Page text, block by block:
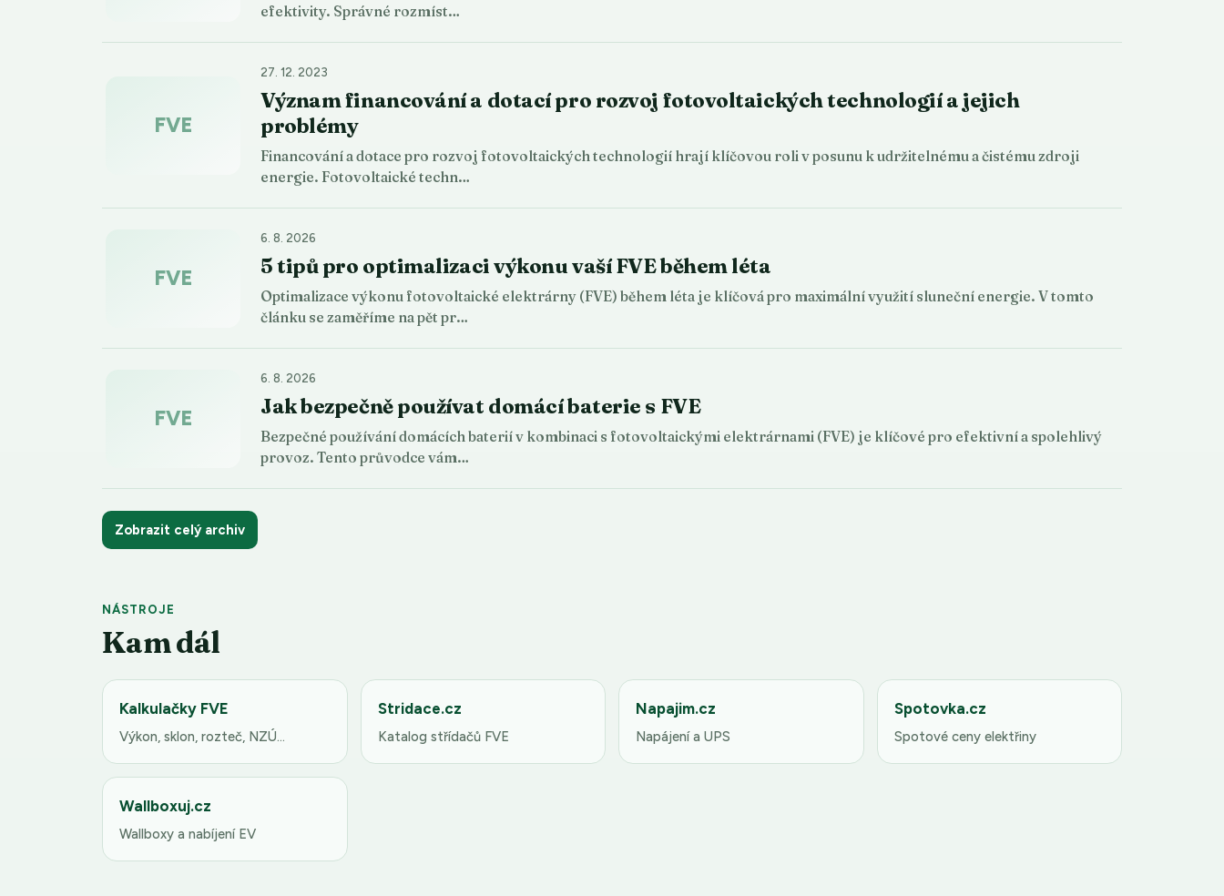
efektivity. Správné rozmíst…
FVE
27. 12. 2023
Význam financování a dotací pro rozvoj fotovoltaických technologií a jejich
problémy
Financování a dotace pro rozvoj fotovoltaických technologií hrají klíčovou roli v posunu k udržitelnému a čistému zdroji
energie. Fotovoltaické techn…
FVE
6. 8. 2026
5 tipů pro optimalizaci výkonu vaší FVE během léta
Optimalizace výkonu fotovoltaické elektrárny (FVE) během léta je klíčová pro maximální využití sluneční energie. V tomto
článku se zaměříme na pět pr…
FVE
6. 8. 2026
Jak bezpečně používat domácí baterie s FVE
Bezpečné používání domácích baterií v kombinaci s fotovoltaickými elektrárnami (FVE) je klíčové pro efektivní a spolehlivý
provoz. Tento průvodce vám…
Zobrazit celý archiv
NÁSTROJE
Kam dál
Kalkulačky FVE
Výkon, sklon, rozteč, NZÚ…
Stridace.cz
Katalog střídačů FVE
Napajim.cz
Napájení a UPS
Spotovka.cz
Spotové ceny elektřiny
Wallboxuj.cz
Wallboxy a nabíjení EV